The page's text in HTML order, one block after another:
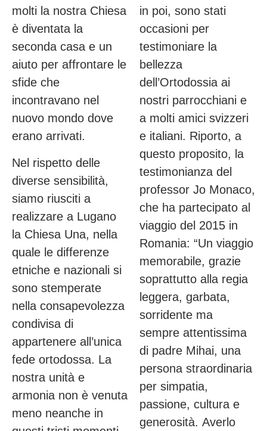
molti la nostra Chiesa
è diventata la
seconda casa e un
aiuto per affrontare le
sfide che
incontravano nel
nuovo mondo dove
erano arrivati.
Nel rispetto delle
diverse sensibilità,
siamo riusciti a
realizzare a Lugano
la Chiesa Una, nella
quale le differenze
etniche e nazionali si
sono stemperate
nella consapevolezza
condivisa di
appartenere all’unica
fede ortodossa. La
nostra unità e
armonia non è venuta
meno neanche in
in poi, sono stati
occasioni per
testimoniare la
bellezza
dell’Ortodossia ai
nostri parrocchiani e
a molti amici svizzeri
e italiani. Riporto, a
questo proposito, la
testimonianza del
professor Jo Monaco,
che ha partecipato al
viaggio del 2015 in
Romania: “Un viaggio
memorabile, grazie
soprattutto alla regia
leggera, garbata,
sorridente ma
sempre attentissima
di padre Mihai, una
persona straordinaria
per simpatia,
passione, cultura e
generosità. Averlo